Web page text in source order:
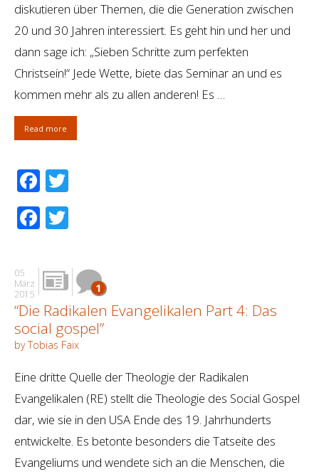
diskutieren über Themen, die die Generation zwischen
20 und 30 Jahren interessiert. Es geht hin und her und
dann sage ich: „Sieben Schritte zum perfekten
Christsein!“ Jede Wette, biete das Seminar an und es
kommen mehr als zu allen anderen! Es …
Read more
Facebook
Facebook
05
März
2015
1
“Die Radikalen Evangelikalen Part 4: Das
social gospel”
by Tobias Faix
Eine dritte Quelle der Theologie der Radikalen
Evangelikalen (RE) stellt die Theologie des Social Gospel
dar, wie sie in den USA Ende des 19. Jahrhunderts
entwickelte. Es betonte besonders die Tatseite des
Evangeliums und wendete sich an die Menschen, die